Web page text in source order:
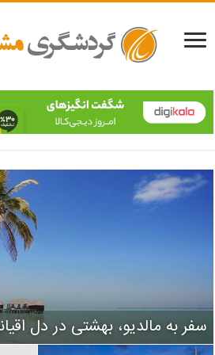
سفر به مالدیو، بهشتی در دل
سفر به اروپا، قلب تپنده‌ی جهان